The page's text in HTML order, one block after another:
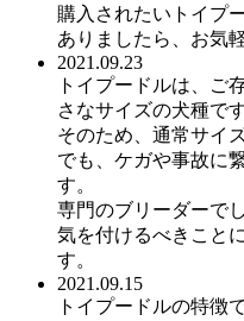
購入されたいトイプ
ありましたら、お気
2021.09.23
トイプードルは、ご
さなサイズの犬種です
そのため、通常サイ
でも、ケガや事故に
す。
専門のブリーダーで
気を付けるべきこと
す。
2021.09.15
トイプードルの特徴